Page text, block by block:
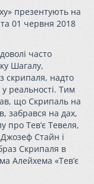
презентують на
01 червня 2018
часто
Шагалу,
скрипаля, надто
реальності. Тим
що Скрипаль на
забрався на дах,
про Тев’є Тевеля,
Стайн і
Скрипаля в
Алейхема «Тев’є